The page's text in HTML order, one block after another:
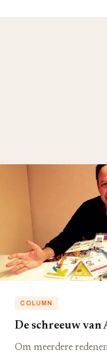
COLUMN
De schreeuw van
Om meerdere